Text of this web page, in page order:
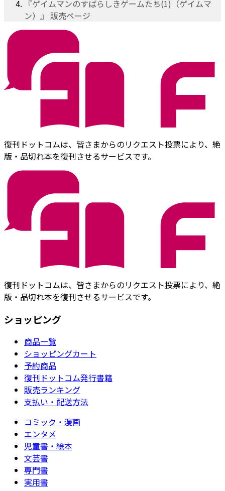
『ゲイムマンのすばらしきゲームたち(1)（ゲイムマ
ン）』 販売ページ
復刊ドットコムは、皆さまからのリクエスト投票により、絶
版・品切れ本を復刊させるサービスです。
復刊ドットコムは、皆さまからのリクエスト投票により、絶
版・品切れ本を復刊させるサービスです。
ショッピング
商品一覧
ショッピングカート
予約商品
復刊ドットコム発行書籍
販売ランキング
支払い・配送方法
コミック・漫画
エンタメ
児童書・絵本
文芸書
専門書
実用書